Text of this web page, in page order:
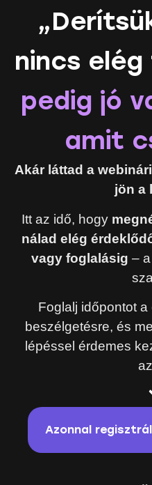
nincs
pedig jó
amit
Akár láttad a
jön a
Itt az idő, hogy
nálad elég
vagy foglalásig –
Foglalj időpontot
beszélgetésre, és
lépéssel érdemes
Azonnal